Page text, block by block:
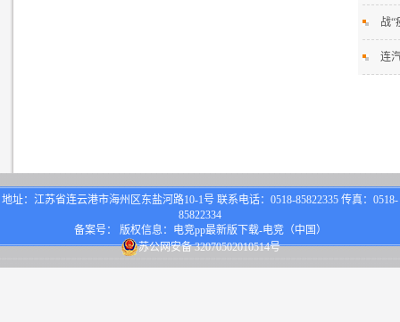
战“
连
地址：江苏省连云港市海州区东盐河路10-1号 联系电话：0518-85822335 传真：0518-
85822334
备案号： 版权信息：电竞pp最新版下载-电竞（中国）
苏公网安备 32070502010514号